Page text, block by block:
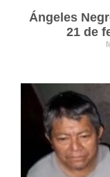
Ángeles
21 de